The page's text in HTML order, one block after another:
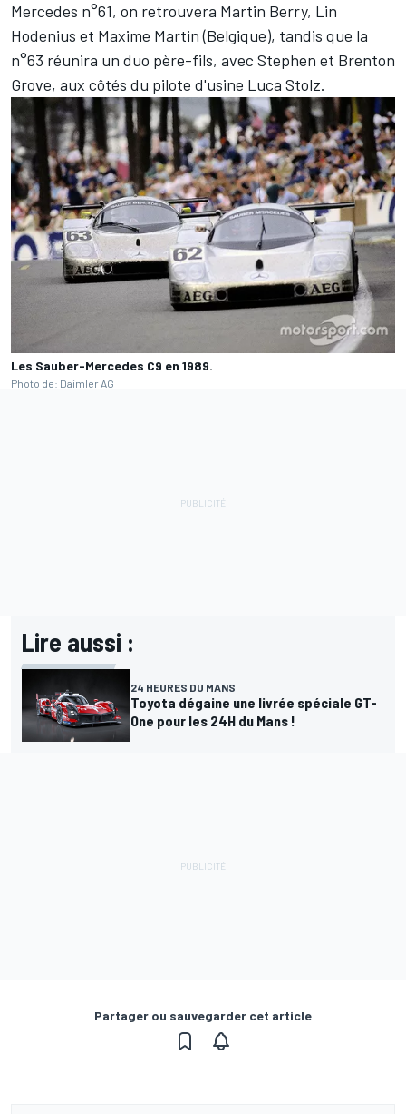
Mercedes n°61, on retrouvera Martin Berry, Lin
Hodenius et Maxime Martin(Belgique), tandis que la
n°63 réunira un duo père-fils, avec Stephen et Brenton
Grove, aux côtés du pilote d'usine Luca Stolz.
Les Sauber-Mercedes C9 en 1989.
Photo de: Daimler AG
Lire aussi :
24 HEURES DU MANS
Toyota dégaine une livrée spéciale GT-
One pour les 24H du Mans !
Partager ou sauvegarder cet article